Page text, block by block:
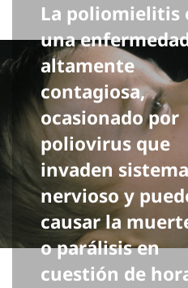
La poliomielitis
una
altamente
contagiosa,
ocasionado por
poliovirus que
invaden sistema
nervioso y
causar la
o parálisis en
cuestión de